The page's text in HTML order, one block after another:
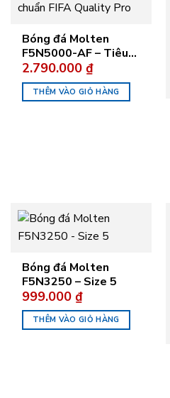
Bóng đá Molten
F5N5000-AF – Tiêu
chuẩn FIFA Quality
Pro
2.790.000₫
THÊM VÀO GIỎ HÀNG
Bóng đá Molten
F5N3250 – Size 5
999.000₫
THÊM VÀO GIỎ HÀNG